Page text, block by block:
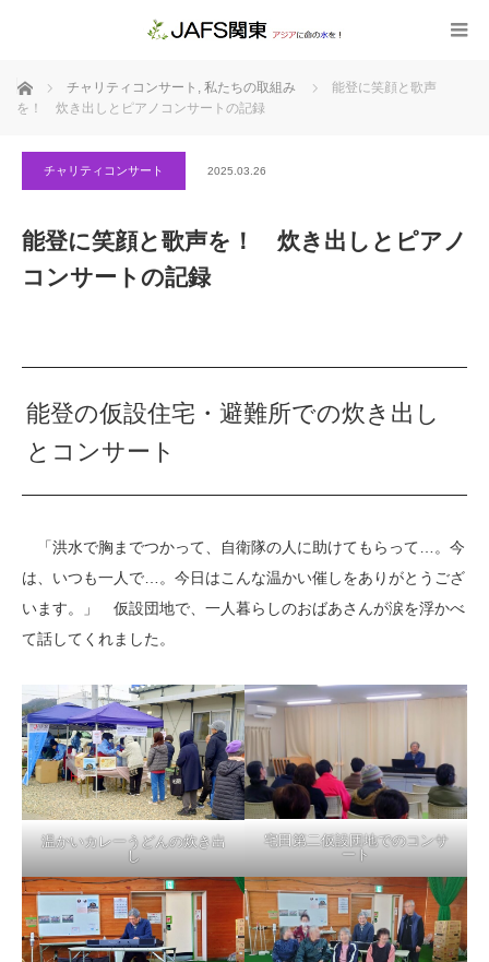
ホーム チャリティコンサート , 私たちの取組み
能登に笑顔と歌声
を！ 炊き出しとピアノコンサートの記録
チャリティコンサート 2025.03.26
能登に笑顔と歌声を！ 炊き出しとピアノ
コンサートの記録
能登の仮設住宅・避難所での炊き出し
とコンサート
「洪水で胸までつかって、自衛隊の人に助けてもらって…。今
は、いつも一人で…。今日はこんな温かい催しをありがとうござ
います。」 仮設団地で、一人暮らしのおばあさんが涙を浮かべ
て話してくれました。
温かいカレーうどんの炊き出
し
宅田第二仮設団地でのコンサ
ート